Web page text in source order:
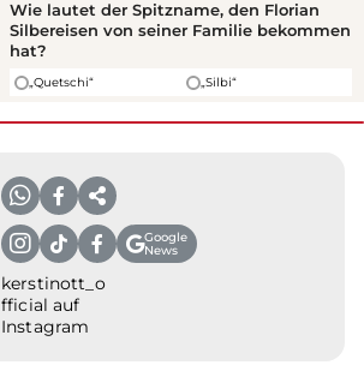
Wie lautet der Spitzname, den Florian
Silbereisen von seiner Familie bekommen
hat?
„Quetschi“ „Silbi“
Google
News
kerstinott_o
fficial auf
Instagram